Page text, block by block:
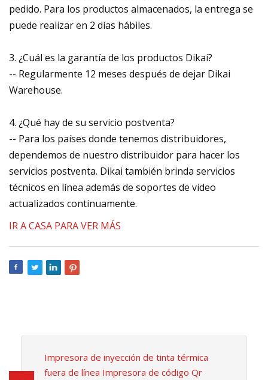
pedido. Para los productos almacenados, la entrega se
puede realizar en 2 días hábiles.
3. ¿Cuál es la garantía de los productos Dikai?
-- Regularmente 12 meses después de dejar Dikai
Warehouse.
4. ¿Qué hay de su servicio postventa?
-- Para los países donde tenemos distribuidores,
dependemos de nuestro distribuidor para hacer los
servicios postventa. Dikai también brinda servicios
técnicos en línea además de soportes de video
actualizados continuamente.
IR A CASA PARA VER MÁS
Impresora de inyección de tinta térmica
fuera de línea Impresora de código Qr